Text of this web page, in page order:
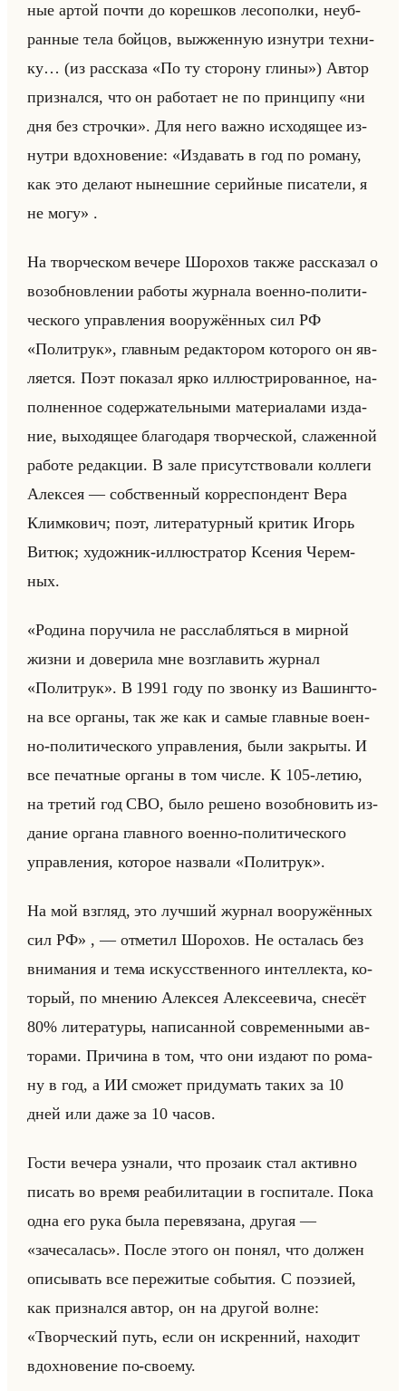
ные артой почти до ко­реш­ков ле­со­пол­ки, неуб­
ран­ные тела бойцов, вы­жжен­ную из­нут­ри тех­ни­
ку… (из рас­ска­за «По ту сторону глины») Автор
при­знал­ся, что он ра­бо­та­ет не по прин­ци­пу «ни
дня без строчки». Для него важно ис­хо­дя­щее из­
нут­ри вдох­но­ве­ние: «Издавать в год по роману,
как это делают нынешние серийные писатели, я
не могу» .
На твор­че­ском ве­че­ре Шо­ро­хов также рас­ска­зал о
воз­об­нов­ле­нии ра­бо­ты жур­на­ла во­ен­но-по­ли­ти­
че­ско­го управ­ле­ния во­ору­жён­ных сил РФ
«Политрук», глав­ным ре­дак­то­ром ко­то­ро­го он яв­
ля­ет­ся. Поэт по­ка­зал ярко ил­лю­стри­ро­ван­ное, на­
пол­нен­ное со­дер­жа­тельны­ми ма­те­ри­ала­ми из­да­
ние, вы­хо­дя­щее бла­го­да­ря твор­че­ской, сла­жен­ной
ра­бо­те ре­дак­ции. В зале при­сут­ство­ва­ли кол­ле­ги
Алек­сея — соб­ствен­ный кор­ре­спон­дент Вера
Клим­ко­вич; поэт, ли­те­ра­тур­ный кри­тик Игорь
Витюк; ху­дож­ник-ил­лю­стра­тор Ксе­ния Че­рем­
ных.
«Родина поручила не расслабляться в мирной
жизни и доверила мне возглавить журнал
«Политрук». В 1991 году по звон­ку из Ва­шинг­то­
на все ор­га­ны, так же как и самые глав­ные во­ен­
но-по­ли­ти­че­ско­го управ­ле­ния, были за­кры­ты. И
все пе­чат­ные ор­га­ны в том числе. К 105-летию,
на тре­тий год СВО, было ре­ше­но воз­об­но­вить из­
да­ние ор­га­на глав­но­го во­ен­но-по­ли­ти­че­ско­го
управ­ле­ния, ко­то­рое на­зва­ли «Политрук».
На мой взгляд, это луч­ший жур­нал во­ору­жён­ных
сил РФ» , — от­ме­тил Шо­ро­хов. Не оста­лась без
вни­ма­ния и тема ис­кус­ствен­но­го ин­тел­лек­та, ко­
то­рый, по мне­нию Алек­сея Алек­се­еви­ча, сне­сёт
80% ли­те­ра­ту­ры, на­пи­сан­ной со­вре­мен­ны­ми ав­
то­ра­ми. При­чи­на в том, что они из­да­ют по ро­ма­
ну в год, а ИИ смо­жет при­ду­мать таких за 10
дней или даже за 10 часов.
Гости ве­че­ра узна­ли, что про­за­ик стал ак­тив­но
пи­сать во время ре­аби­ли­та­ции в гос­пи­та­ле. Пока
одна его рука была пе­ре­вя­за­на, дру­гая —
«зачесалась». После этого он понял, что дол­жен
опи­сы­вать все пе­ре­жи­тые со­бы­тия. С по­эзи­ей,
как при­знал­ся автор, он на дру­гой волне:
«Творческий путь, если он искренний, находит
вдохновение по-своему.